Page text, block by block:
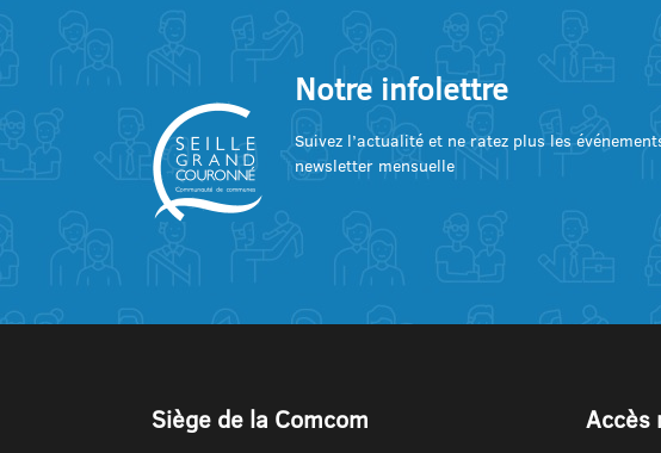
Notre infolettre
Suivez l’actualité et ne ratez plus les
newsletter mensuelle
Siège de la Comcom Accès